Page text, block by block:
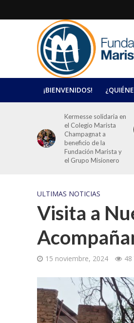
¡BIENVENIDOS!
Kermesse solidaria en
el Colegio Marista
Champagnat a
beneficio de la
Fundación Marista y
el Grupo Misionero
ULTIMAS NOTICIAS
Visita a
15 noviembre, 2024 48